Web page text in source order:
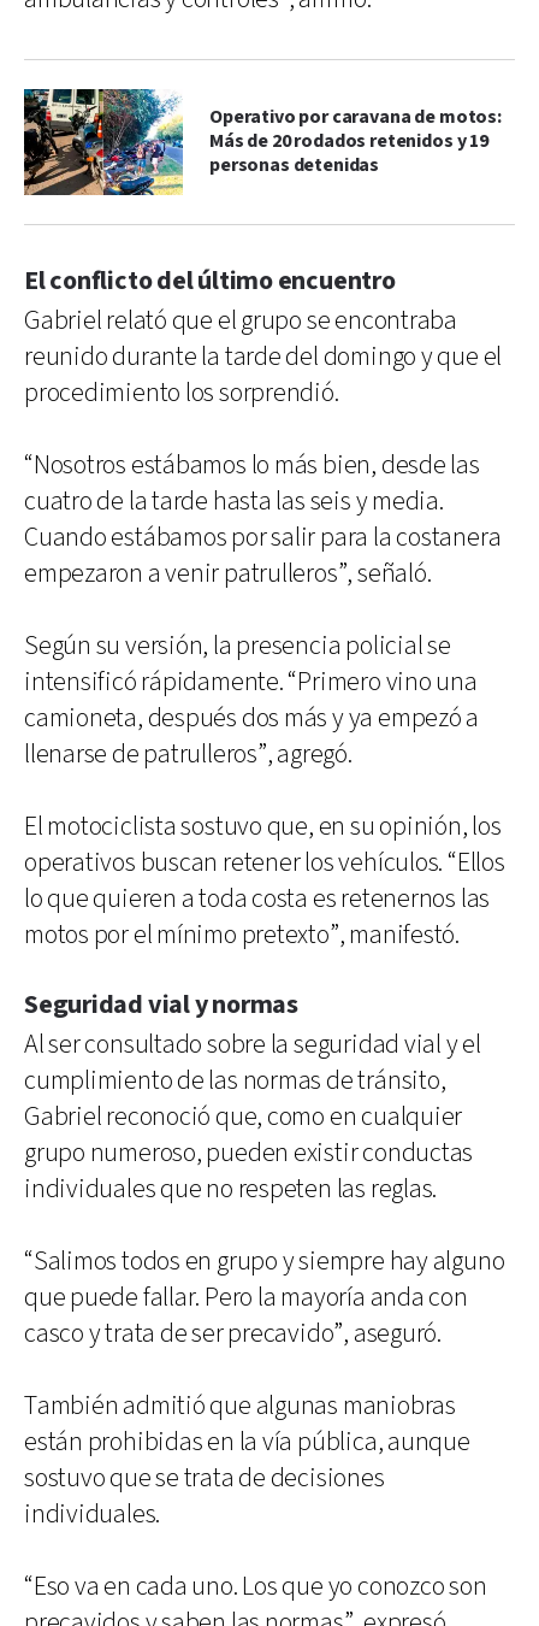
Operativo por caravana de motos:
Más de 20 rodados retenidos y 19
personas detenidas
El conflicto del último encuentro
Gabriel relató que el grupo se encontraba
reunido durante la tarde del domingo y que el
procedimiento los sorprendió.
“Nosotros estábamos lo más bien, desde las
cuatro de la tarde hasta las seis y media.
Cuando estábamos por salir para la costanera
empezaron a venir patrulleros”, señaló.
Según su versión, la presencia policial se
intensificó rápidamente. “Primero vino una
camioneta, después dos más y ya empezó a
llenarse de patrulleros”, agregó.
El motociclista sostuvo que, en su opinión, los
operativos buscan retener los vehículos. “Ellos
lo que quieren a toda costa es retenernos las
motos por el mínimo pretexto”, manifestó.
Seguridad vial y normas
Al ser consultado sobre la seguridad vial y el
cumplimiento de las normas de tránsito,
Gabriel reconoció que, como en cualquier
grupo numeroso, pueden existir conductas
individuales que no respeten las reglas.
“Salimos todos en grupo y siempre hay alguno
que puede fallar. Pero la mayoría anda con
casco y trata de ser precavido”, aseguró.
También admitió que algunas maniobras
están prohibidas en la vía pública, aunque
sostuvo que se trata de decisiones
individuales.
“Eso va en cada uno. Los que yo conozco son